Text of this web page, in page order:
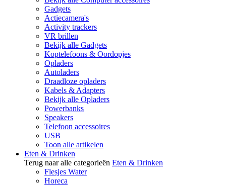
Gadgets
Actiecamera's
Activity trackers
VR brillen
Bekijk alle Gadgets
Koptelefoons & Oordopjes
Opladers
Autoladers
Draadloze opladers
Kabels & Adapters
Bekijk alle Opladers
Powerbanks
Speakers
Telefoon accessoires
USB
Toon alle artikelen
Eten & Drinken
Terug naar alle categorieën Eten & Drinken
Flesjes Water
Horeca